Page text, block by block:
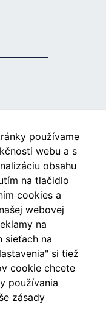
používame
webu a s
obsahu
na tlačidlo
cookies a
webovej
na
sieťach na
si tiež
cookie chcete
používania
zásady